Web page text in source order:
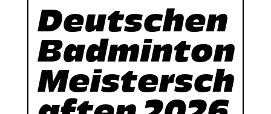
Deutschen
Badminton
Meistersch